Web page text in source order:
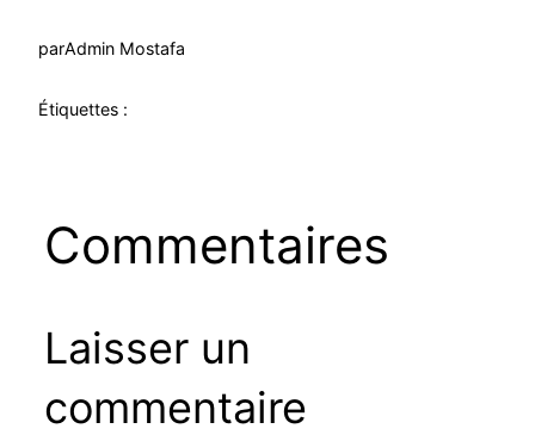
parAdmin Mostafa
Étiquettes :
Commentaires
Laisser un
commentaire